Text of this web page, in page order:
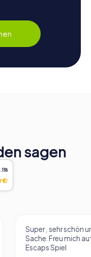
sagen
Super , sehr schön
Sache. Freu mich
Escaps Spiel